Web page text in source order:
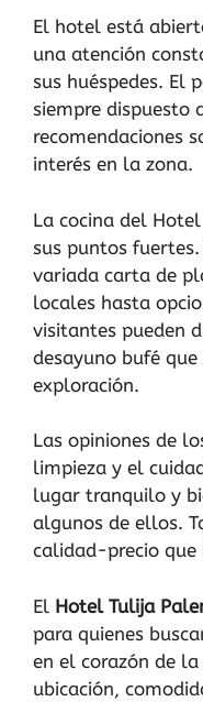
El hotel está
una atención
sus huéspedes. El
siempre dispuesto
recomendaciones
interés en la zona.
La cocina del
sus puntos
variada carta de
locales hasta
visitantes pueden
desayuno bufé
exploración.
Las opiniones de
limpieza y el
lugar tranquilo y
algunos de ellos.
calidad-precio
El Hotel Tulija
para quienes
en el corazón de
ubicación,